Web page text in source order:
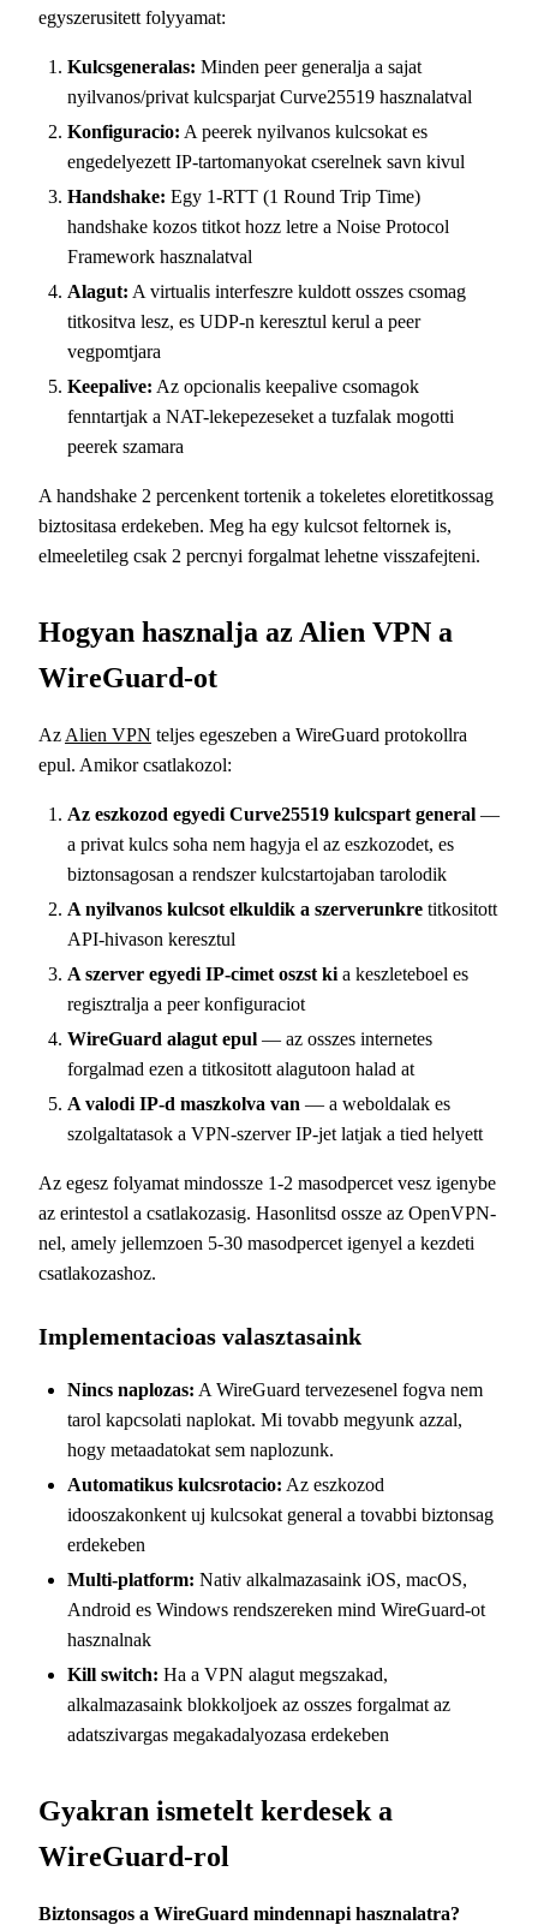
egyszerusitett folyyamat:
Kulcsgeneralas: Minden peer generalja a sajat
nyilvanos/privat kulcsparjat Curve25519 hasznalatval
Konfiguracio: A peerek nyilvanos kulcsokat es
engedelyezett IP-tartomanyokat cserelnek savn kivul
Handshake: Egy 1-RTT (1 Round Trip Time)
handshake kozos titkot hozz letre a Noise Protocol
Framework hasznalatval
Alagut: A virtualis interfeszre kuldott osszes csomag
titkositva lesz, es UDP-n keresztul kerul a peer
vegpomtjara
Keepalive: Az opcionalis keepalive csomagok
fenntartjak a NAT-lekepezeseket a tuzfalak mogotti
peerek szamara
A handshake 2 percenkent tortenik a tokeletes eloretitkossag
biztositasa erdekeben. Meg ha egy kulcsot feltornek is,
elmeeletileg csak 2 percnyi forgalmat lehetne visszafejteni.
Hogyan hasznalja az Alien VPN a
WireGuard-ot
Az Alien VPN teljes egeszeben a WireGuard protokollra
epul. Amikor csatlakozol:
Az eszkozod egyedi Curve25519 kulcspart general —
a privat kulcs soha nem hagyja el az eszkozodet, es
biztonsagosan a rendszer kulcstartojaban tarolodik
A nyilvanos kulcsot elkuldik a szerverunkre titkositott
API-hivason keresztul
A szerver egyedi IP-cimet oszst ki a keszleteboel es
regisztralja a peer konfiguraciot
WireGuard alagut epul — az osszes internetes
forgalmad ezen a titkositott alagutoon halad at
A valodi IP-d maszkolva van — a weboldalak es
szolgaltatasok a VPN-szerver IP-jet latjak a tied helyett
Az egesz folyamat mindossze 1-2 masodpercet vesz igenybe
az erintestol a csatlakozasig. Hasonlitsd ossze az OpenVPN-
nel, amely jellemzoen 5-30 masodpercet igenyel a kezdeti
csatlakozashoz.
Implementacioas valasztasaink
Nincs naplozas: A WireGuard tervezesenel fogva nem
tarol kapcsolati naplokat. Mi tovabb megyunk azzal,
hogy metaadatokat sem naplozunk.
Automatikus kulcsrotacio: Az eszkozod
idooszakonkent uj kulcsokat general a tovabbi biztonsag
erdekeben
Multi-platform: Nativ alkalmazasaink iOS, macOS,
Android es Windows rendszereken mind WireGuard-ot
hasznalnak
Kill switch: Ha a VPN alagut megszakad,
alkalmazasaink blokkoljoek az osszes forgalmat az
adatszivargas megakadalyozasa erdekeben
Gyakran ismetelt kerdesek a
WireGuard-rol
Biztonsagos a WireGuard mindennapi hasznalatra?